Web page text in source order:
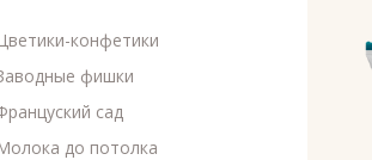
конфетики
фишки
сад
до потолка